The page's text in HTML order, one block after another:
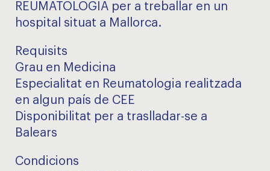
REUMATOLOGIA per a treballar en un
hospital situat a Mallorca.
Requisits
Grau en Medicina
Especialitat en Reumatologia realitzada
en algun país de CEE
Disponibilitat per a traslladar-se a
Balears
Condicions